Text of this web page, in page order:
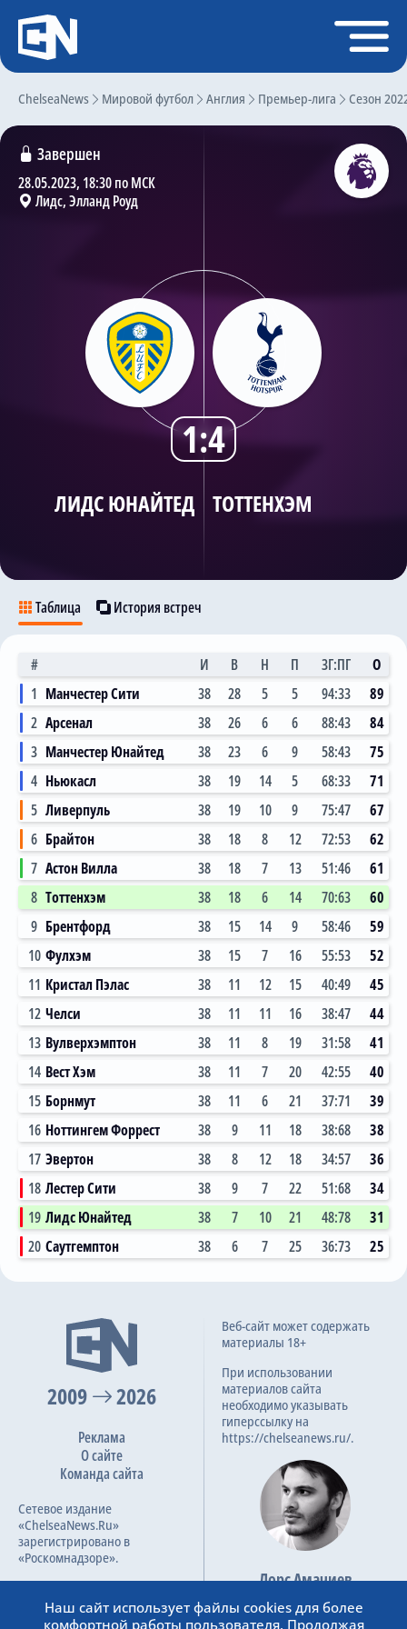
ChelseaNews Мировой футбол Англия Премьер-лига Сезон
ЛИДС ЮНАЙТЕД ТОТТЕНХЭМ
Завершен
28.05.2023, 18:30 по МСК
Лидс, Элланд Роуд
1:4
Таблица История встреч
# И В Н П ЗГ:ПГ
О
1 Манчестер Сити 38 28 5 5 94:33
89
2 Арсенал 38 26 6 6 88:43
84
3 Манчестер Юнайтед 38 23 6 9 58:43
75
4 Ньюкасл 38 19 14 5 68:33
71
5 Ливерпуль 38 19 10 9 75:47
67
6 Брайтон 38 18 8 12 72:53
62
7 Астон Вилла 38 18 7 13 51:46
61
8 Тоттенхэм 38 18 6 14 70:63
60
9 Брентфорд 38 15 14 9 58:46
59
10 Фулхэм 38 15 7 16 55:53
52
11 Кристал Пэлас 38 11 12 15 40:49
45
12 Челси 38 11 11 16 38:47
44
13 Вулверхэмптон 38 11 8 19 31:58
41
14 Вест Хэм 38 11 7 20 42:55
40
15 Борнмут 38 11 6 21 37:71
39
16 Ноттингем Форрест 38 9 11 18 38:68
38
17 Эвертон 38 8 12 18 34:57
36
18 Лестер Сити 38 9 7 22 51:68
34
19 Лидс Юнайтед 38 7 10 21 48:78
31
20 Саутгемптон 38 6 7 25 36:73 25
12.11.2022
Премьер-лига, 16 тур
26.02.2022
Премьер-лига, 27 тур
21.11.2021
Премьер-лига, 12 тур
2009 2026
Реклама
О сайте
Команда сайта
Сетевое издание
«ChelseaNews.Ru»
зарегистрировано в
«Роскомнадзоре».
ФС 77 – 87138.
Веб-сайт может содержать
материалы 18+
При использовании
материалов сайта
необходимо указывать
гиперссылку на
https://chelseanews.ru/.
Лорс Амачиев
Основатель сайта
admin@chelseanews.ru
Регистрация
Главная
Чат
Трансферы
Статистика
Календарь игр
Состав команды
Поиск по сайту
О сайте
Наш сайт использует файлы cookies для более
комфортной работы пользователя. Продолжая